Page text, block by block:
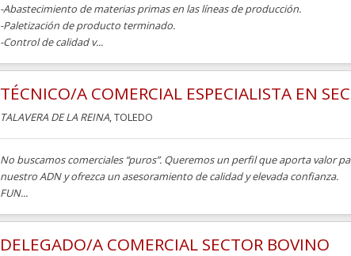
-Abastecimiento de materias primas en las líneas de producción.
-Paletización de producto terminado.
-Control de calidad v...
TÉCNICO/A COMERCIAL ESPECIALISTA EN
TALAVERA DE LA REINA, TOLEDO
No buscamos comerciales “puros”. Queremos un perfil que aporta valor
nuestro ADN y ofrezca un asesoramiento de calidad y elevada confianza.
FUN...
DELEGADO/A COMERCIAL SECTOR BOVINO